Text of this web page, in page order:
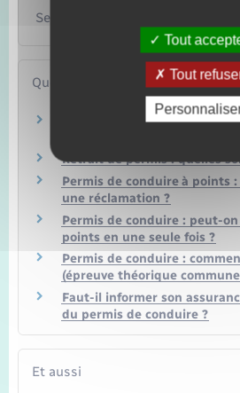
Services en ligne et formulaires
Questions ? Réponses !
Solde du permis de conduire
Retrait de permis : quelles
Permis de conduire à points
une réclamation ?
Permis de conduire : peut-
points en une seule fois ?
Permis de conduire :
(épreuve théorique commune
Faut-il informer son
du permis de conduire ?
Et aussi
Tout
Tout